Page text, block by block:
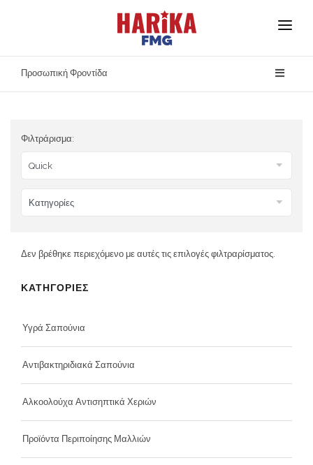
Αρχική
Ασφάλεια Προϊόντων
Επικοινωνία
Προσωπική Φροντίδα
Φιλτράρισμα:
Δεν βρέθηκε περιεχόμενο με αυτές τις επιλογές φιλτραρίσματος.
ΚΑΤΗΓΟΡΙΕΣ
Υγρά Σαπούνια
Αντιβακτηριδιακά Σαπούνια
Αλκοολούχα Αντισηπτικά Χεριών
Προϊόντα Περιποίησης Μαλλιών